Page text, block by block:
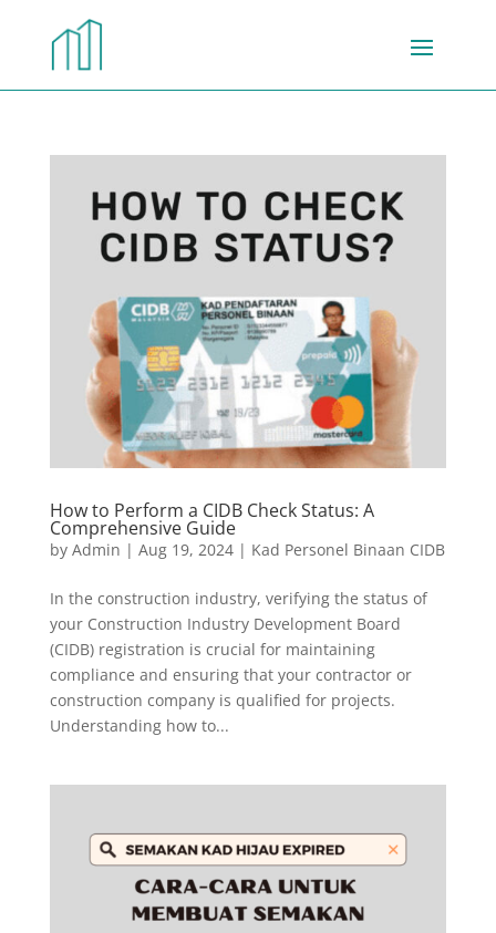
How to Perform a CIDB Check Status: A
Comprehensive Guide
by Admin | Aug 19, 2024| Kad Personel Binaan CIDB
In the construction industry, verifying the status of
your Construction Industry Development Board
(CIDB) registration is crucial for maintaining
compliance and ensuring that your contractor or
construction company is qualified for projects.
Understanding how to...